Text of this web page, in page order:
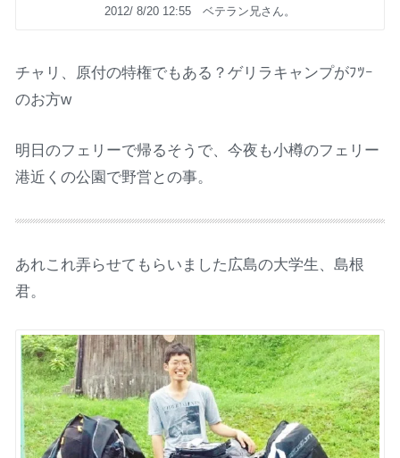
2012/ 8/20 12:55 ベテラン兄さん。
チャリ、原付の特権でもある？ゲリラキャンプがﾌﾂｰ
のお方w
明日のフェリーで帰るそうで、今夜も小樽のフェリー
港近くの公園で野営との事。
あれこれ弄らせてもらいました広島の大学生、島根
君。